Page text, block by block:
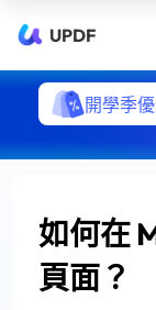
UPDF
開學季
如何在
頁面？